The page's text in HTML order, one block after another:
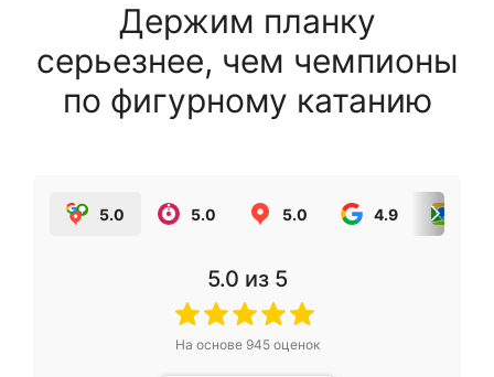
Держим планку
серьезнее, чем чемпионы
по фигурному катанию
5.0 5.0 5.0 4.9
5.0 из 5
На основе 945оценок